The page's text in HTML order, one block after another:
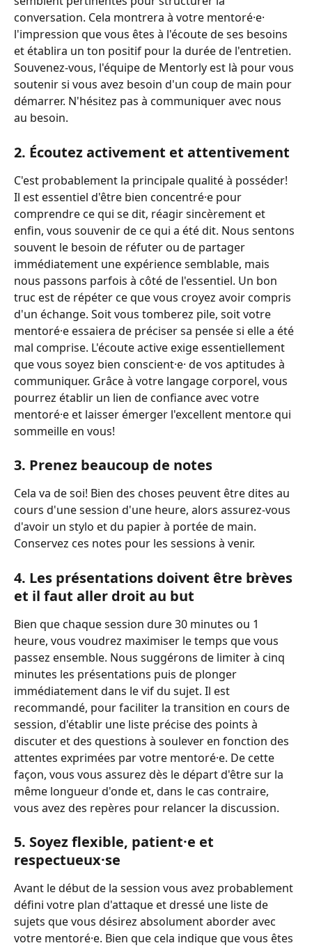
conversation. Cela montrera à votre mentoré·e·
l'impression que vous êtes à l'écoute de ses besoins
et établira un ton positif pour la durée de l'entretien.
Souvenez-vous, l'équipe de Mentorly est là pour vous
soutenir si vous avez besoin d'un coup de main pour
démarrer. N'hésitez pas à communiquer avec nous
au besoin.
2. Écoutez activement et attentivement
C'est probablement la principale qualité à posséder!
Il est essentiel d'être bien concentré·e pour
comprendre ce qui se dit, réagir sincèrement et
enfin, vous souvenir de ce qui a été dit. Nous sentons
souvent le besoin de réfuter ou de partager
immédiatement une expérience semblable, mais
nous passons parfois à côté de l'essentiel. Un bon
truc est de répéter ce que vous croyez avoir compris
d'un échange. Soit vous tomberez pile, soit votre
mentoré·e essaiera de préciser sa pensée si elle a été
mal comprise. L'écoute active exige essentiellement
que vous soyez bien conscient·e· de vos aptitudes à
communiquer. Grâce à votre langage corporel, vous
pourrez établir un lien de confiance avec votre
mentoré·e et laisser émerger l'excellent mentor.e qui
sommeille en vous!
3. Prenez beaucoup de notes
Cela va de soi! Bien des choses peuvent être dites au
cours d'une session d'une heure, alors assurez-vous
d'avoir un stylo et du papier à portée de main.
Conservez ces notes pour les sessions à venir.
4. Les présentations doivent être brèves
et il faut aller droit au but
Bien que chaque session dure 30 minutes ou 1
heure, vous voudrez maximiser le temps que vous
passez ensemble. Nous suggérons de limiter à cinq
minutes les présentations puis de plonger
immédiatement dans le vif du sujet. Il est
recommandé, pour faciliter la transition en cours de
session, d'établir une liste précise des points à
discuter et des questions à soulever en fonction des
attentes exprimées par votre mentoré·e. De cette
façon, vous vous assurez dès le départ d'être sur la
même longueur d'onde et, dans le cas contraire,
vous avez des repères pour relancer la discussion.
5. Soyez flexible, patient·e et
respectueux·se
Avant le début de la session vous avez probablement
défini votre plan d'attaque et dressé une liste de
sujets que vous désirez absolument aborder avec
votre mentoré·e. Bien que cela indique que vous êtes